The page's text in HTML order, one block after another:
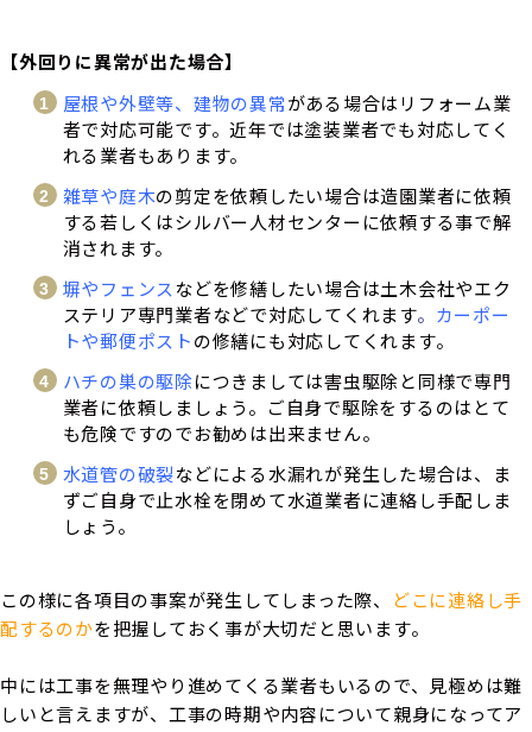
【外回りに異常が出た場合】
屋根や外壁等、建物の異常がある場合はリフォーム業
者で対応可能です。近年では塗装業者でも対応してく
れる業者もあります。
雑草や庭木の剪定を依頼したい場合は造園業者に依頼
する若しくはシルバー人材センターに依頼する事で解
消されます。
塀やフェンスなどを修繕したい場合は土木会社やエク
ステリア専門業者などで対応してくれます。 カーポー
トや郵便ポストの修繕にも対応してくれます。
ハチの巣の駆除につきましては害虫駆除と同様で専門
業者に依頼しましょう。ご自身で駆除をするのはとて
も危険ですのでお勧めは出来ません。
水道管の破裂などによる水漏れが発生した場合は、ま
ずご自身で止水栓を閉めて水道業者に連絡し手配しま
しょう。
この様に各項目の事案が発生してしまった際、
どこに連絡し手
配するのかを把握しておく事が大切だと思います。
中には工事を無理やり進めてくる業者もいるので、見極めは難
しいと言えますが、工事の時期や内容について親身になってア